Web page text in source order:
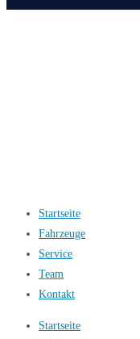
Startseite
Fahrzeuge
Service
Team
Kontakt
Startseite